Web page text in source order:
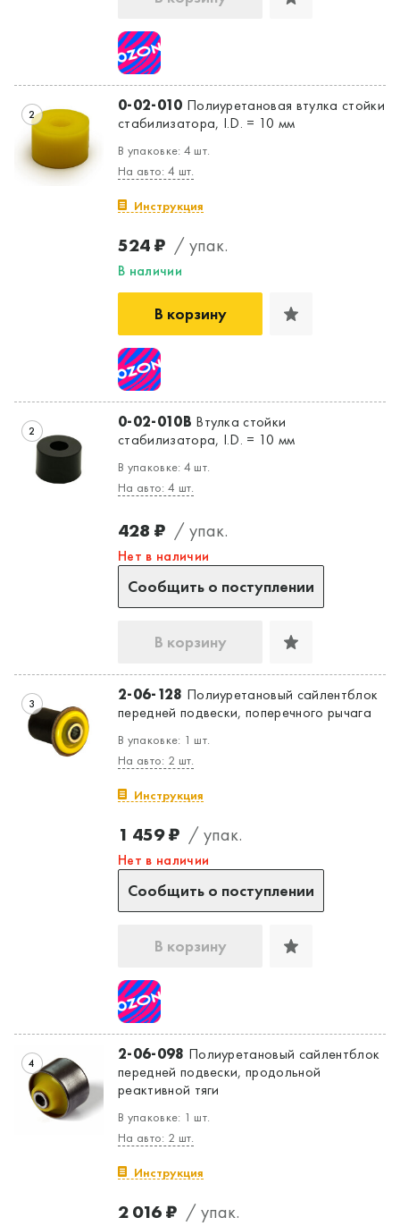
Да, верно Нет, выбрать другой
2 0-02-010 Полиуретановая втулка стойки
стабилизатора, I.D. = 10 мм
В упаковке: 4 шт.
На авто: 4 шт.
Инструкция
524 ₽ / упак.
В наличии
В корзину
2 0-02-010B Втулка стойки
стабилизатора, I.D. = 10 мм
В упаковке: 4 шт.
На авто: 4 шт.
428 ₽ / упак.
Нет в наличии
Сообщить о поступлении
В корзину
3 2-06-128 Полиуретановый сайлентблок
передней подвески, поперечного рычага
В упаковке: 1 шт.
На авто: 2 шт.
Инструкция
1 459 ₽ / упак.
Нет в наличии
Сообщить о поступлении
В корзину
4 2-06-098 Полиуретановый сайлентблок
передней подвески, продольной
реактивной тяги
В упаковке: 1 шт.
На авто: 2 шт.
Инструкция
2 016 ₽ / упак.